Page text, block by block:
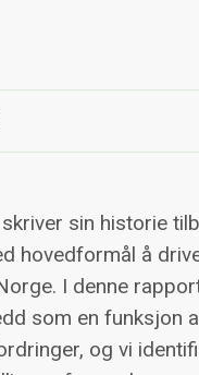
sin historie
hovedformål å
I denne
som en funksjon
og vi